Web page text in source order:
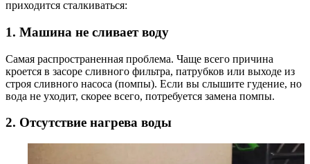
кроется в засоре сливного фильтра, патрубков или выходе из
строя сливного насоса (помпы). Если вы слышите гудение, но
вода не уходит, скорее всего, потребуется замена помпы.